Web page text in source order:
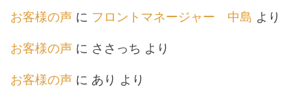
お客様の声 に フロントマネージャー 中島 より
お客様の声 に ささっち より
お客様の声 に あり より